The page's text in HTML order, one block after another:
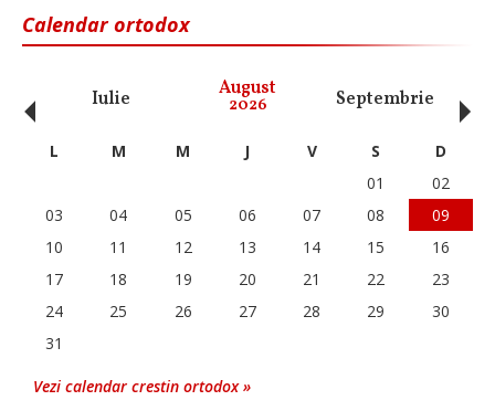
Calendar ortodox
Iulie August
2026 Septembrie
‹ L M M J V S
D
01
02
03
04 05 06 07 08
09
10
11 12 13 14 15
16
17
18 19 20 21 22
23
24
25 26 27 28 29
30
31
Vezi calendar crestin ortodox »